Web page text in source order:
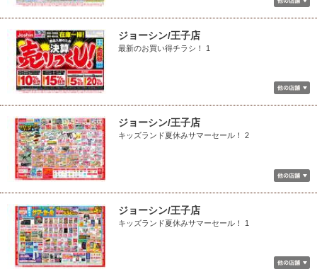
ジョーシン/王子店
最新のお買い得チラシ！ 1
ジョーシン/王子店
キッズランド夏休みサマーセール！ 2
ジョーシン/王子店
キッズランド夏休みサマーセール！ 1